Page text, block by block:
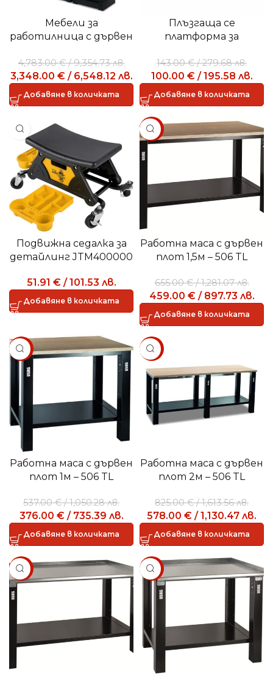
Мебели за
работилница с дървен
4,783.00€ /9,354.73лв.
3,348.00 € / 6,548.12 лв.
Добавяне в количката
Плъзгаща се
платформа за
U20000100
143.00€ /279.68лв.
100.00 € /195.58 лв.
Добавяне в количката
Подвижна седалка за
детайлинг JTM400000
51.91 € /101.53 лв.
Добавяне в количката
SALE
Работна маса с дървен
плот 1,5м – 506 TL
655.00€ /1,281.07лв.
459.00 € / 897.73 лв.
Добавяне в количката
SALE
Работна маса с дървен
плот 1м – 506 TL
537.00€ /1,050.28лв.
376.00 € / 735.39 лв.
Добавяне в количката
SALE
Работна маса с дървен
плот 2м – 506 TL
825.00€ /1,613.56лв.
578.00 € /1,130.47 лв.
Добавяне в количката
SALE SALE